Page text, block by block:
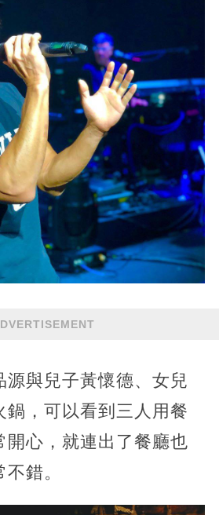
源與兒子黃懷德、女兒
鍋，可以看到三人用餐
開心，就連出了餐廳也
錯。